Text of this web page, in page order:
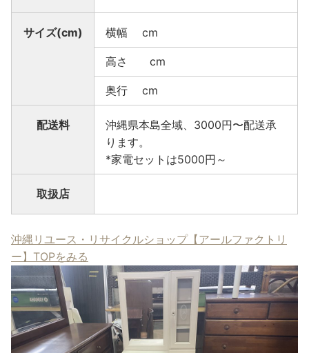
サイズ(cm) 横幅 cm
高さ cm
奥行 cm
配送料
沖縄県本島全域、3000円〜配送承
ります。
*家電セットは5000円～
取扱店
沖縄リユース・リサイクルショップ【アールファクトリ
ー】TOPをみる